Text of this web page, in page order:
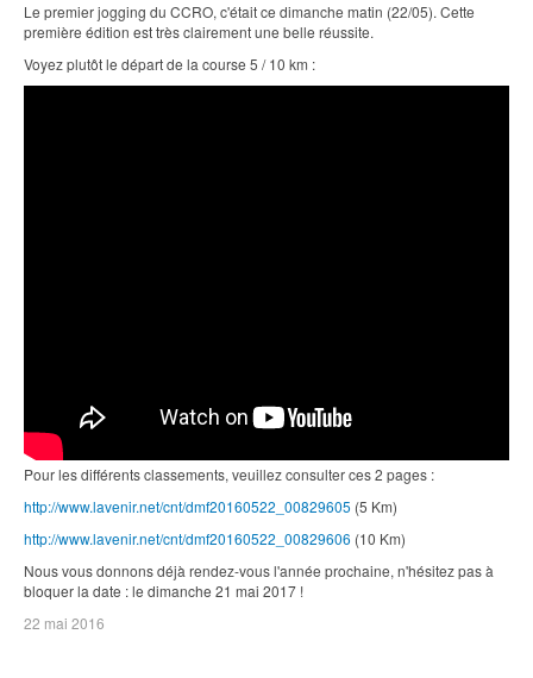
Le premier jogging du CCRO, c'était ce dimanche matin (22/05). Cette
première édition est très clairement une belle réussite.
Voyez plutôt le départ de la course 5 / 10 km :
Pour les différents classements, veuillez consulter ces 2 pages :
http://www.lavenir.net/cnt/dmf20160522_00829605 (5 Km)
http://www.lavenir.net/cnt/dmf20160522_00829606 (10 Km)
Nous vous donnons déjà rendez-vous l'année prochaine, n'hésitez pas à
bloquer la date : le dimanche 21 mai 2017 !
22 mai 2016